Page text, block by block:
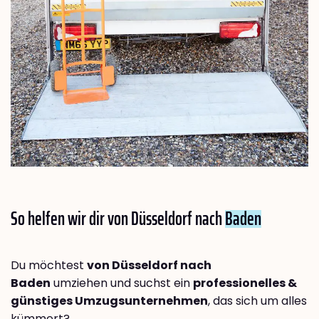
So helfen wir dir von Düsseldorf nachBaden
Du möchtest von Düsseldorf nach
Baden umziehen und suchst ein professionelles &
günstiges Umzugsunternehmen, das sich um alles